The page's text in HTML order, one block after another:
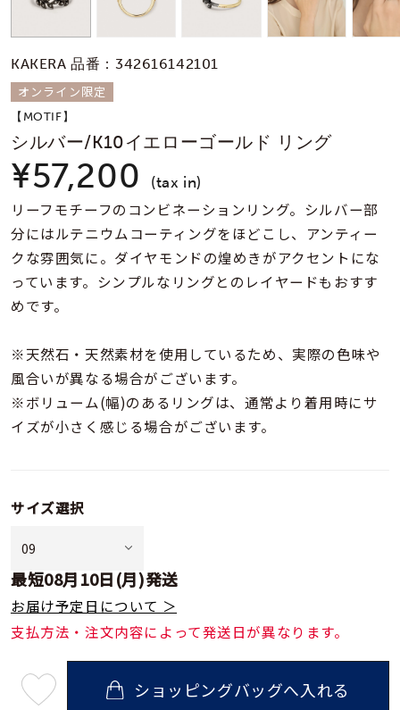
モチーフ
石の色
ファッションテイス
ト
着用シーン
コレクション
リングサイズ
メンズ
リングサイズ
～
在庫 在庫ありのみ
KAKERA 品番：342616142101
オンライン限定
【MOTIF】
シルバー/K10イエローゴールド リング
¥57,200 (tax in)
リーフモチーフのコンビネーションリング。シルバー部
分にはルテニウムコーティングをほどこし、アンティー
クな雰囲気に。ダイヤモンドの煌めきがアクセントにな
っています。シンプルなリングとのレイヤードもおすす
めです。
※天然石・天然素材を使用しているため、実際の色味や
風合いが異なる場合がございます。
※ボリューム(幅)のあるリングは、通常より着用時にサ
イズが小さく感じる場合がございます。
サイズ選択
最短08月10日(月)発送
お届け予定日について ＞
支払方法・注文内容によって発送日が異なります。
ショッピングバッグへ入れる